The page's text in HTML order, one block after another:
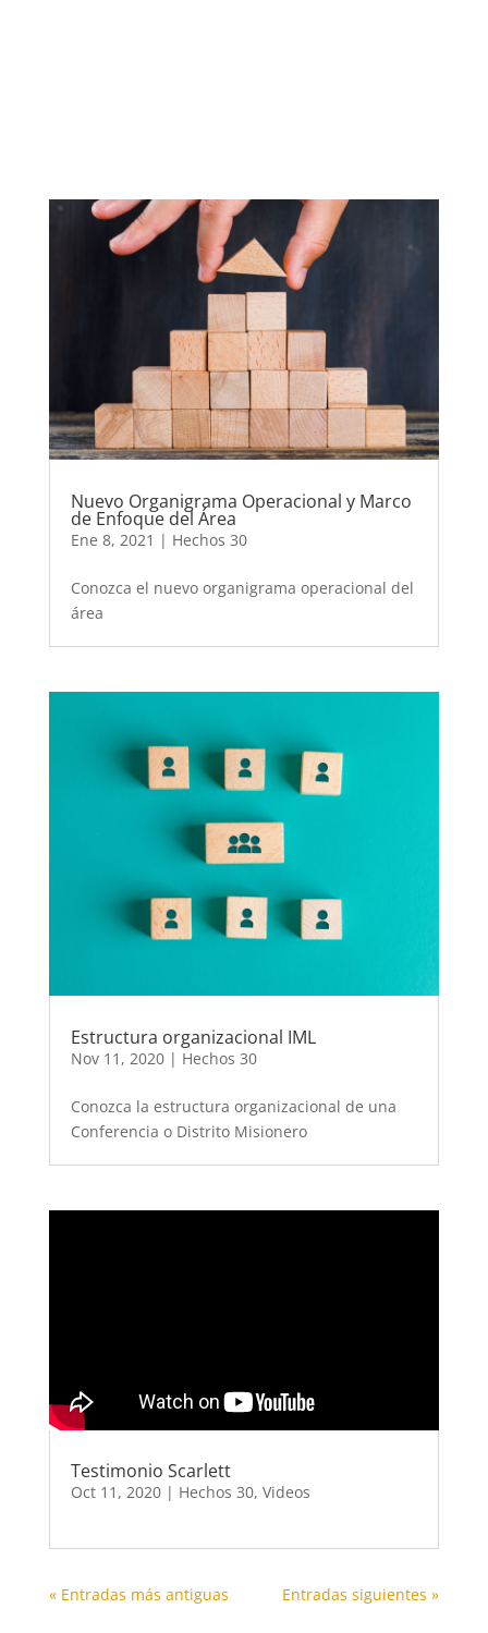
Nuevo Organigrama Operacional y Marco
de Enfoque del Área
Ene 8, 2021 | Hechos 30
Conozca el nuevo organigrama operacional del
área
Estructura organizacional IML
Nov 11, 2020| Hechos 30
Conozca la estructura organizacional de una
Conferencia o Distrito Misionero
Testimonio Scarlett
Oct 11, 2020| Hechos 30, Videos
« Entradas más antiguas Entradas siguientes »